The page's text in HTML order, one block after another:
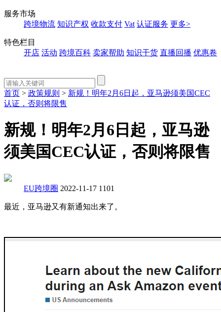
服务市场
跨境物流 知识产权 收款支付 Vat 认证服务 更多>
特色栏目
开店 活动 跨境百科 卖家帮助 知识干货 直播回播 优惠卷
首页 > 政策规则 > 新规！明年2月6日起，亚马逊须美国CEC
认证，否则将限售
新规！明年2月6日起，亚马逊
须美国CEC认证，否则将限售
EU跨境圈 2022-11-17 1101
最近，亚马逊又有新通知出来了。